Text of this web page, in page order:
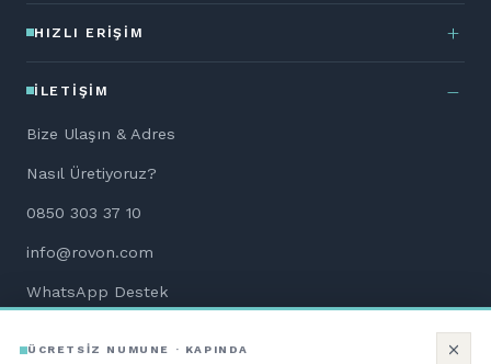
ÜCRETSİZ NUMUNE · KAPINDA
HIZLI ERIŞIM
İLETIŞIM
Bize Ulaşın & Adres
Nasıl Üretiyoruz?
0850 303 37 10
info@rovon.com
WhatsApp Destek